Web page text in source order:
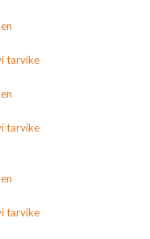
tarvike
tarvike
tarvike